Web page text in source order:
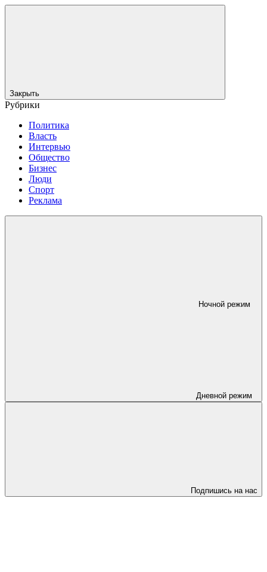
Закрыть
Рубрики
Политика
Власть
Интервью
Общество
Бизнес
Люди
Спорт
Реклама
Ночной режим
Дневной режим
Подпишись на нас